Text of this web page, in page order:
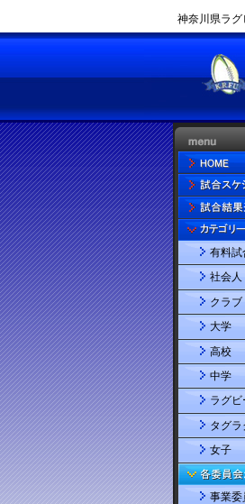
神奈川県ラ
有料試
社会人
クラブ
大学
高校
中学
ラグ
タグラ
女子
事業委